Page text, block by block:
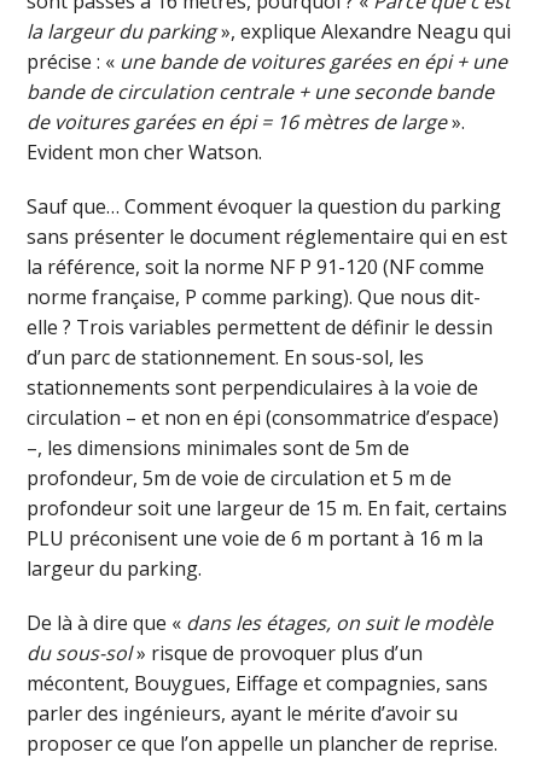
la largeur du parking», explique Alexandre Neagu qui
précise : « une bande de voitures garées en épi + une
bande de circulation centrale + une seconde bande
de voitures garées en épi = 16 mètres de large».
Evident mon cher Watson.
Sauf que… Comment évoquer la question du parking
sans présenter le document réglementaire qui en est
la référence, soit la norme NF P 91-120 (NF comme
norme française, P comme parking). Que nous dit-
elle ? Trois variables permettent de définir le dessin
d’un parc de stationnement. En sous-sol, les
stationnements sont perpendiculaires à la voie de
circulation – et non en épi (consommatrice d’espace)
–, les dimensions minimales sont de 5m de
profondeur, 5m de voie de circulation et 5 m de
profondeur soit une largeur de 15 m. En fait, certains
PLU préconisent une voie de 6 m portant à 16 m la
largeur du parking.
De là à dire que « dans les étages, on suit le modèle
du sous-sol» risque de provoquer plus d’un
mécontent, Bouygues, Eiffage et compagnies, sans
parler des ingénieurs, ayant le mérite d’avoir su
proposer ce que l’on appelle un plancher de reprise.